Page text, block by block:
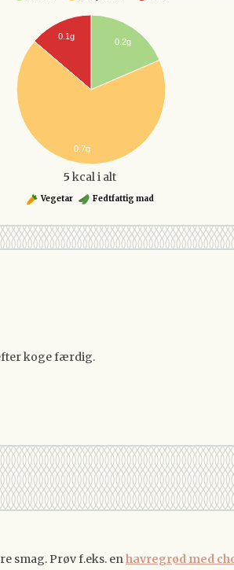
0.2g
0.1g
0.7g
5 kcal i alt
Vegetar Fedtfattig mad
koge færdig.
smag. Prøv f.eks. enhavregrød med